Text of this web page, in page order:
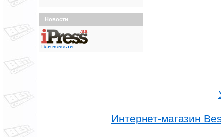
Новости
Все новости
Интернет-магазин